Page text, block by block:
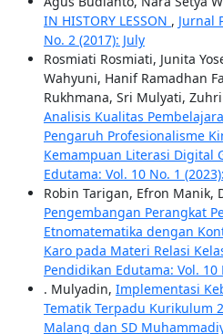
IN HISTORY LESSON , Jurnal
No. 2 (2017): July
Rosmiati Rosmiati, Junita
Wahyuni, Hanif Ramadhan
Rukhmana, Sri Mulyati,
Analisis Kualitas
Pengaruh Profesionalisme
Kemampuan Literasi Digital
Edutama: Vol. 10 No. 1
Robin Tarigan, Efron Manik,
Pengembangan Perangkat
Etnomatematika dengan
Karo pada Materi Relasi
Pendidikan Edutama: Vol. 10
. Mulyadin, Implementasi
Tematik Terpadu Kurikulum
Malang dan SD